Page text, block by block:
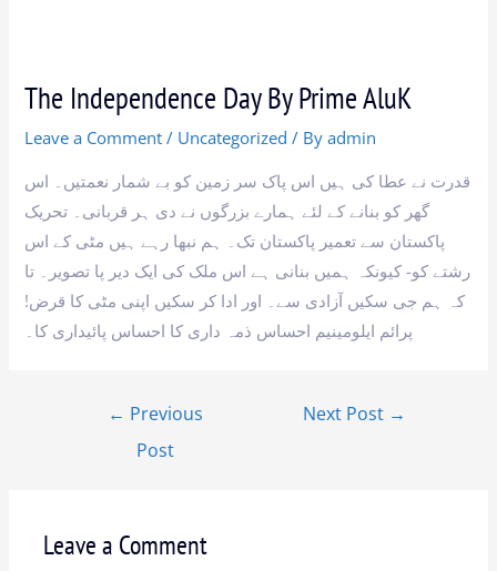
The Independence Day By Prime AluK
Leave a Comment / Uncategorized / Byadmin
قدرت نے عطا کی ہیں اس پاک سر زمین کو بے شمار نعمتیں۔ اس
گھر کو بنانے کے لئے ہمارے بزرگوں نے دی ہر قربانی۔ تحریک
پاکستان سے تعمیر پاکستان تک۔ ہم نبھا رہے ہیں مٹی کے اس
رشتے کو- کیونکہ ہمیں بنانی ہے اس ملک کی ایک دیر پا تصویر۔ تا
کہ ہم جی سکیں آزادی سے۔ اور ادا کر سکیں اپنی مٹی کا قرض!
پرائم ایلومینیم احساس ذمہ داری کا احساس پائیداری کا۔
← Previous
Post
Next Post →
Leave a Comment